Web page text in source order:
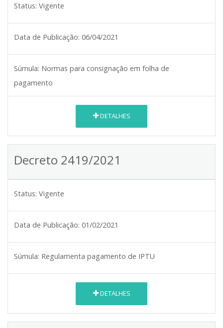
Status: Vigente
Data de Publicação: 06/04/2021
Súmula: Normas para consignação em folha de
pagamento
DETALHES
Decreto 2419/2021
Status: Vigente
Data de Publicação: 01/02/2021
Súmula: Regulamenta pagamento de IPTU
DETALHES